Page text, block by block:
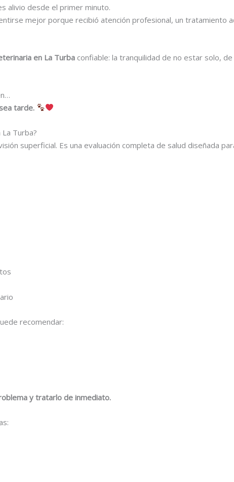
alivio desde el primer minuto.
mejor porque recibió atención profesional, un tratamiento
en La Turba confiable: la tranquilidad de no estar solo,
tarde.
Turba?
superficial. Es una evaluación completa de salud diseñada
recomendar:
y tratarlo de inmediato.